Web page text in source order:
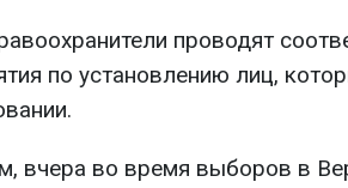
проводят
по установлению лиц,
вчера во время выборов в